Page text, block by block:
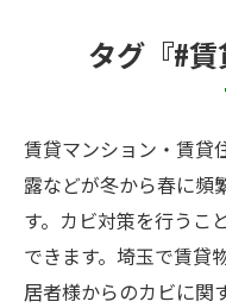
タグ『#
賃貸マンション・賃貸
露などが冬から春に頻
す。カビ対策を行うこ
できます。埼玉で賃貸
居者様からのカビに関